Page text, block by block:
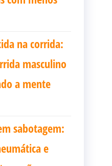
na corrida:
masculino
a mente
sabotagem:
e